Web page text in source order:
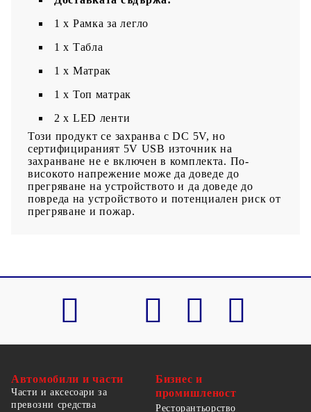
1 x Рамка за легло
1 x Табла
1 x Матрак
1 х Топ матрак
2 x LED ленти
Този продукт се захранва с DC 5V, но
сертифицираният 5V USB източник на
захранване не е включен в комплекта. По-
високото напрежение може да доведе до
прегряване на устройството и да доведе до
повреда на устройството и потенциален риск от
прегряване и пожар.
Автомобили и части
Части и аксесоари за
превозни средства
Бизнес и
промишленост
Ресторантьорство